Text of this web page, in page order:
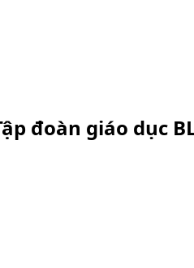
đoàn giáo dục